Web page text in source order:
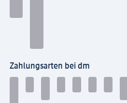
Zahlungsarten bei dm